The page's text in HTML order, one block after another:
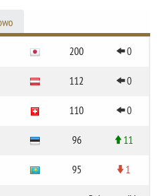
200 0
112 0
110 0
96 11
95 1